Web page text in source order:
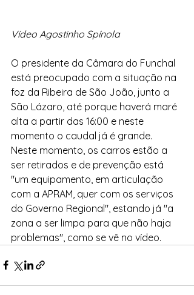
Vídeo Agostinho Spínola
O presidente da Câmara do Funchal
está preocupado com a situação na
foz da Ribeira de São João, junto a
São Lázaro, até porque haverá maré
alta a partir das 16:00 e neste
momento o caudal já é grande.
Neste momento, os carros estão a
ser retirados e de prevenção está
"um equipamento, em articulação
com a APRAM, quer com os serviços
do Governo Regional", estando já "a
zona a ser limpa para que não haja
problemas", como se vê no vídeo.